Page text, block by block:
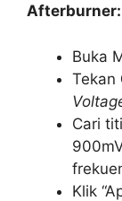
Afterburner:
Buka
Tekan
Cari
Klik